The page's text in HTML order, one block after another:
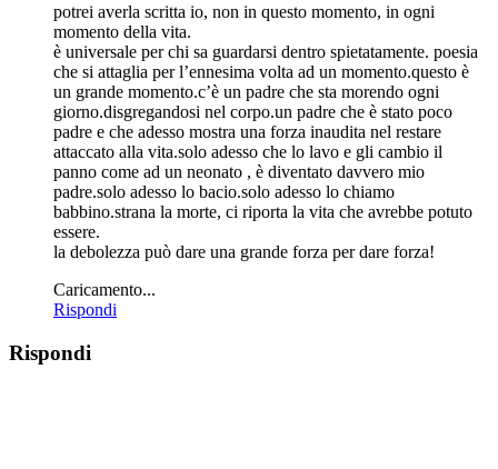
potrei averla scritta io, non in questo momento, in ogni
momento della vita.
è universale per chi sa guardarsi dentro spietatamente. poesia
che si attaglia per l’ennesima volta ad un momento.questo è
un grande momento.c’è un padre che sta morendo ogni
giorno.disgregandosi nel corpo.un padre che è stato poco
padre e che adesso mostra una forza inaudita nel restare
attaccato alla vita.solo adesso che lo lavo e gli cambio il
panno come ad un neonato , è diventato davvero mio
padre.solo adesso lo bacio.solo adesso lo chiamo
babbino.strana la morte, ci riporta la vita che avrebbe potuto
essere.
la debolezza può dare una grande forza per dare forza!
Caricamento...
Rispondi
Rispondi